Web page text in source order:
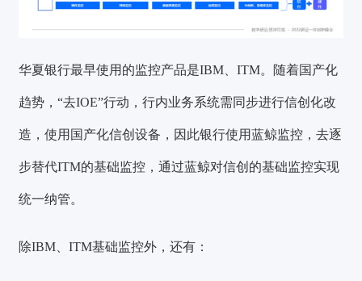
华夏银行最早使用的监控产品是IBM、ITM。随着国产化
趋势，“去IOE”行动，行内业务系统需同步进行信创化改
造，使用国产化信创设备，因此银行使用蓝鲸监控，去逐
步替代ITM的基础监控，通过蓝鲸对信创的基础监控实现
统一纳管。
除IBM、ITM基础监控外，还有：